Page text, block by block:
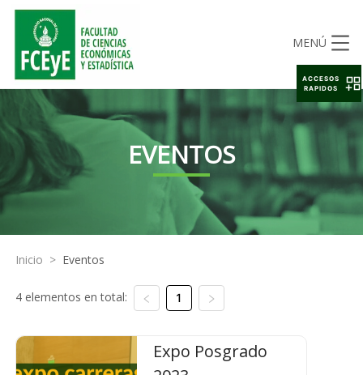
MENÚ
EVENTOS
Inicio > Eventos
4 elementos en total: 1
Expo Posgrado
ACCESOS
RAPIDOS